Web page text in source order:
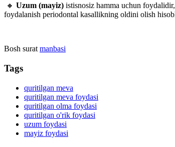
🔸 Uzum (mayiz) istisnosiz hamma uchun
foydalanish periodontal kasallikning oldini olish
Bosh surat manbasi
Tags
quritilgan meva
quritilgan meva foydasi
quritilgan olma foydasi
quritilgan o'rik foydasi
uzum foydasi
mayiz foydasi